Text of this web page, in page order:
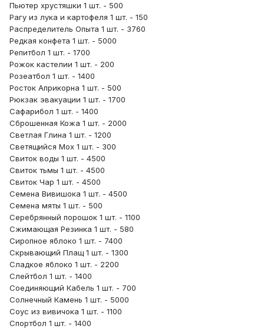
Пьютер хрустяшки 1 шт. - 500
Рагу из лука и картофеля 1 шт. - 150
Распределитель Опыта 1 шт. - 3760
Редкая конфета 1 шт. - 5000
Репитбол 1 шт. - 1700
Рожок кастелии 1 шт. - 200
Розеатбол 1 шт. - 1400
Росток Априкорна 1 шт. - 500
Рюкзак эвакуации 1 шт. - 1700
Сафарибол 1 шт. - 1400
Сброшенная Кожа 1 шт. - 2000
Светлая Глина 1 шт. - 1200
Светящийся Мох 1 шт. - 300
Свиток воды 1 шт. - 4500
Свиток тьмы 1 шт. - 4500
Свиток Чар 1 шт. - 4500
Семена Вивишока 1 шт. - 4500
Семена мяты 1 шт. - 500
Серебрянный порошок 1 шт. - 1100
Сжимающая Резинка 1 шт. - 580
Сиропное яблоко 1 шт. - 7400
Скрывающий Плащ 1 шт. - 1300
Сладкое яблоко 1 шт. - 2200
Слейтбол 1 шт. - 1400
Соединяющий Кабель 1 шт. - 700
Солнечный Камень 1 шт. - 5000
Соус из вивичока 1 шт. - 1100
Спортбол 1 шт. - 1400